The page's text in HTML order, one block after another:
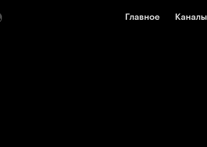
Главное Каналы
Главное Каналы